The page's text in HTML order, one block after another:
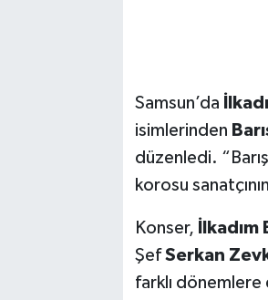
Samsun’da
isimlerinden
düzenledi.
korosu
Konser,
ŞefSerkan
farklı dönemlere